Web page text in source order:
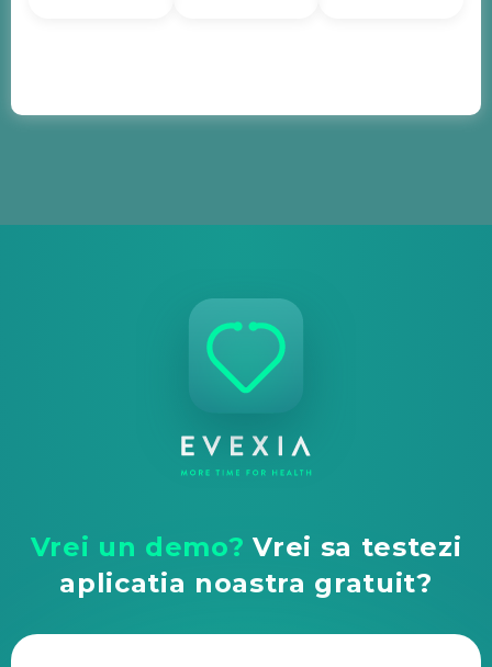
Vrei un demo? Vrei sa testezi
aplicatia noastra gratuit?